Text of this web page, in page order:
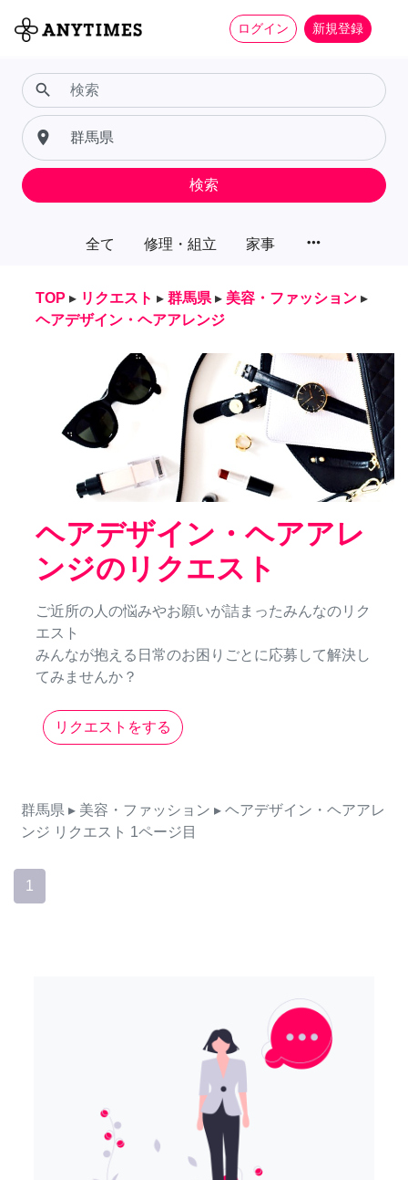
ログイン 新規登録
全て 修理・組立 家事 more_horiz
search
place
検索
TOP ▸ リクエスト ▸ 群馬県 ▸ 美容・ファッション ▸
ヘアデザイン・ヘアアレンジ
ヘアデザイン・ヘアアレ
ンジのリクエスト
ご近所の人の悩みやお願いが詰まったみんなのリク
エスト
みんなが抱える日常のお困りごとに応募して解決し
てみませんか？
リクエストをする
群馬県 ▸ 美容・ファッション ▸ ヘアデザイン・ヘアアレ
ンジ リクエスト 1ページ目
1